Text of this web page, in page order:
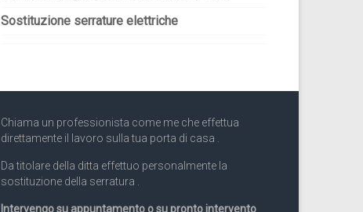
Sostituzione serrature elettriche
Chiama un professionista come me che effettua
direttamente il lavoro sulla tua porta di casa .
Da titolare della ditta effettuo personalmente la
sostituzione della serratura .
Intervengo su appuntamento o su pronto intervento